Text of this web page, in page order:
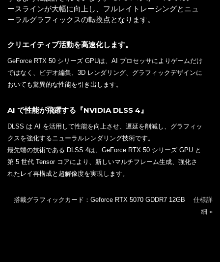
ースラインが大幅に向上し、フルレイトレーシングとニュ
ーラルグラフィックスの転換点となります。
クリエイティブ活動を高速化します。
GeForce RTX 50 シリーズ GPUは、AI プロセッサによりゲームだけ
ではなく、ビデオ編集、3D レンダリング、グラフィックデザインに
おいても驚異的な性能を引き出します。
AI で性能が飛躍する『NVIDIA DLSS 4』
DLSS は AI を活用して性能を向上させ、遅延を削減し、グラフィッ
クスを強化するニューラルレンダリング技術です。
最先端の技術である DLSS 4は、GeForce RTX 50 シリーズ GPU と
第 5 世代 Tensor コアにより、新しいマルチフレーム生成、強化さ
れたレイ再構成と超解像度を実現します。
搭載グラフィックカード：Geforce RTX 5070 GDDR7 12GB 仕様詳
細 »